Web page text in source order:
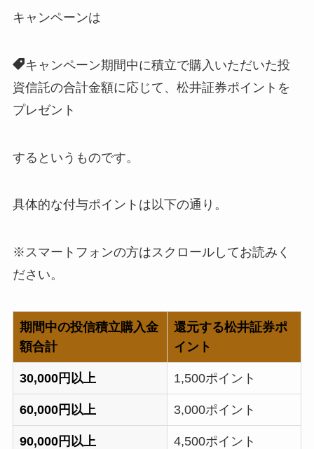
キャンペーンは
キャンペーン期間中に積立で購入いただいた投
資信託の合計金額に応じて、松井証券ポイントを
プレゼント
するというものです。
具体的な付与ポイントは以下の通り。
※スマートフォンの方はスクロールしてお読みく
ださい。
期間中の投信積立購入金
額合計
還元する松井証券ポ
イント
30,000円以上 1,500ポイント
60,000円以上 3,000ポイント
90,000円以上 4,500ポイント